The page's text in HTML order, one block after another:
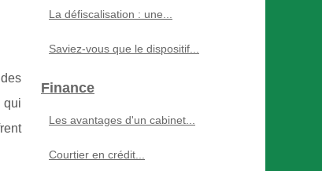
qui
La défiscalisation : une...
Saviez-vous que le dispositif...
Finance
Les avantages d'un cabinet...
Courtier en crédit...